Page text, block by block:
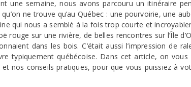
une semaine, nous avons parcouru un itinéraire
ne trouve qu’au Québec : une pourvoirie, une
qui nous a semblé à la fois trop courte et
rouge sur une rivière, de belles rencontres sur l’Île
dans les bois. C’était aussi l’impression de
typiquement québécoise. Dans cet article, on
nos conseils pratiques, pour que vous puissiez à